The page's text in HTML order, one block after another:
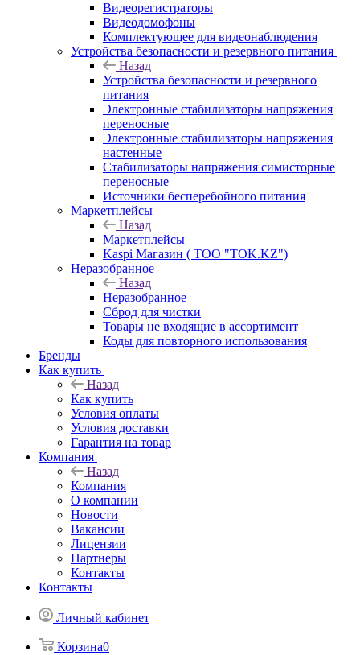
Видеорегистраторы
Видеодомофоны
Комплектующее для видеонаблюдения
Устройства безопасности и резервного питания
Назад
Устройства безопасности и резервного
питания
Электронные стабилизаторы напряжения
переносные
Электронные стабилизаторы напряжения
настенные
Стабилизаторы напряжения симисторные
переносные
Источники бесперебойного питания
Маркетплейсы
Назад
Маркетплейсы
Kaspi Магазин ( ТОО "TOK.KZ")
Неразобранное
Назад
Неразобранное
Сброд для чистки
Товары не входящие в ассортимент
Коды для повторного использования
Бренды
Как купить
Назад
Как купить
Условия оплаты
Условия доставки
Гарантия на товар
Компания
Назад
Компания
О компании
Новости
Вакансии
Лицензии
Партнеры
Контакты
Контакты
Личный кабинет
Корзина0